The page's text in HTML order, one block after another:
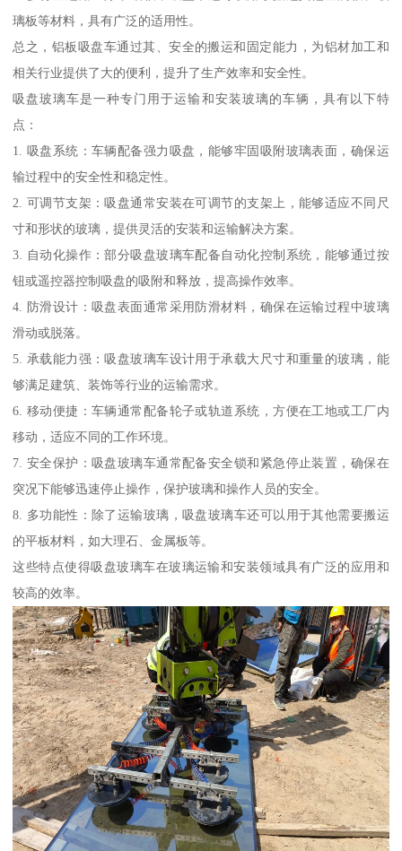
璃板等材料，具有广泛的适用性。
总之，铝板吸盘车通过其、安全的搬运和固定能力，为铝材加工和
相关行业提供了大的便利，提升了生产效率和安全性。
吸盘玻璃车是一种专门用于运输和安装玻璃的车辆，具有以下特
点：
1. 吸盘系统：车辆配备强力吸盘，能够牢固吸附玻璃表面，确保运
输过程中的安全性和稳定性。
2. 可调节支架：吸盘通常安装在可调节的支架上，能够适应不同尺
寸和形状的玻璃，提供灵活的安装和运输解决方案。
3. 自动化操作：部分吸盘玻璃车配备自动化控制系统，能够通过按
钮或遥控器控制吸盘的吸附和释放，提高操作效率。
4. 防滑设计：吸盘表面通常采用防滑材料，确保在运输过程中玻璃
滑动或脱落。
5. 承载能力强：吸盘玻璃车设计用于承载大尺寸和重量的玻璃，能
够满足建筑、装饰等行业的运输需求。
6. 移动便捷：车辆通常配备轮子或轨道系统，方便在工地或工厂内
移动，适应不同的工作环境。
7. 安全保护：吸盘玻璃车通常配备安全锁和紧急停止装置，确保在
突况下能够迅速停止操作，保护玻璃和操作人员的安全。
8. 多功能性：除了运输玻璃，吸盘玻璃车还可以用于其他需要搬运
的平板材料，如大理石、金属板等。
这些特点使得吸盘玻璃车在玻璃运输和安装领域具有广泛的应用和
较高的效率。